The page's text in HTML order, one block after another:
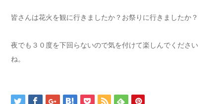
皆さんは花火を観に行きましたか？お祭りに行きましたか？
夜でも３０度を下回らないので気を付けて楽しんでください
ね。